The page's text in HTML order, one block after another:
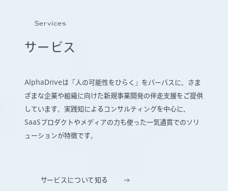
Services
サービス
AlphaDriveは「人の可能性をひらく」をパーパスに、さま
ざまな企業や組織に向けた新規事業開発の伴走支援をご提供
しています。実践知によるコンサルティングを中心に、
SaaSプロダクトやメディアの力も使った一気通貫でのソリ
ューションが特徴です。
サービスについて知る